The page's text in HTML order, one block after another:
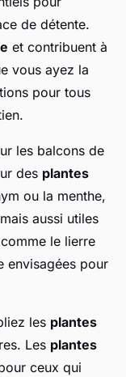
de détente.
et contribuent à
vous ayez la
pour tous
les balcons de
des plantes
ou la menthe,
aussi utiles
comme le lierre
envisagées pour
les plantes
Les plantes
ceux qui